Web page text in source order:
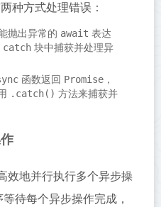
种方式处理错误：
抛出异常的 await 表达
catch块中捕获并处理异
函数返回 Promise，
.catch() 方法来捕获并
效地并行执行多个异步操
待每个异步操作完成，